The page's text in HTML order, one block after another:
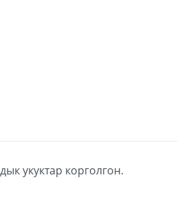
укуктар корголгон.